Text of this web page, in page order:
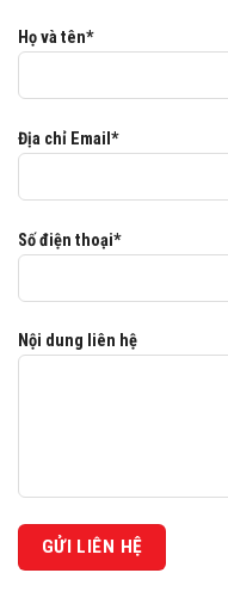
Họ và tên*
Địa chỉ Email*
Số điện thoại*
Nội dung liên hệ